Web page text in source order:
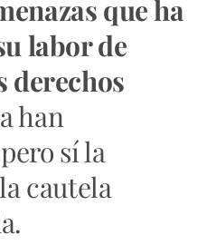
que ha
labor de
derechos
han
sí la
cautela